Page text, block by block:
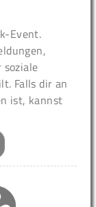
Event.
Falls dir an
ist, kannst